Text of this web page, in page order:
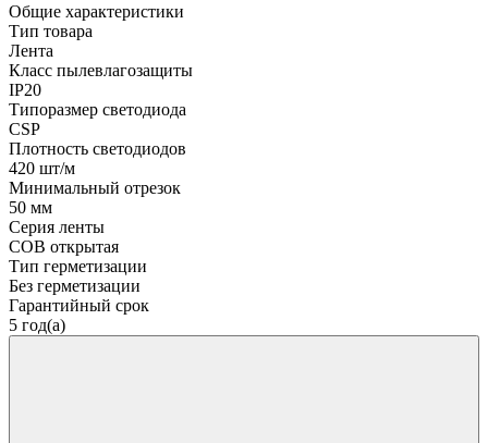
Общие характеристики
Тип товара
Лента
Класс пылевлагозащиты
IP20
Типоразмер светодиода
CSP
Плотность светодиодов
420 шт/м
Минимальный отрезок
50 мм
Серия ленты
COB открытая
Тип герметизации
Без герметизации
Гарантийный срок
5 год(а)